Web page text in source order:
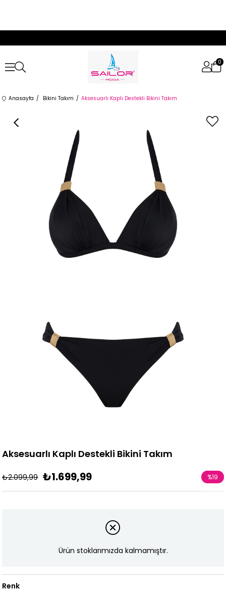
0
Anasayfa Bikini Takım Aksesuarlı Kaplı Destekli Bikini Takım
Aksesuarlı Kaplı Destekli Bikini Takım
₺2.099,99 ₺1.699,99 %19
İndirim
Ürün stoklarımızda kalmamıştır.
Renk